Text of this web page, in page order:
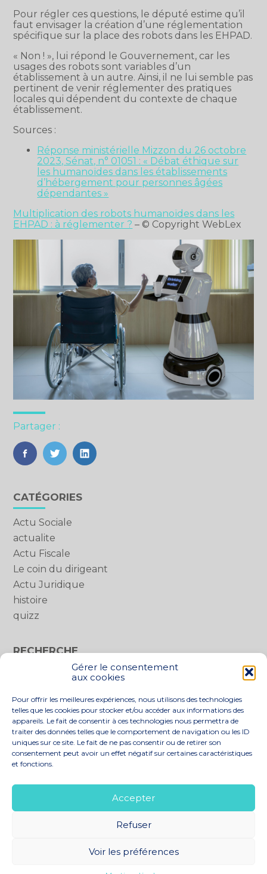
Gérer le consentement
aux cookies
Pour offrir les meilleures expériences, nous utilisons des technologies
telles que les cookies pour stocker et/ou accéder aux informations des
appareils. Le fait de consentir à ces technologies nous permettra de
traiter des données telles que le comportement de navigation ou les ID
uniques sur ce site. Le fait de ne pas consentir ou de retirer son
consentement peut avoir un effet négatif sur certaines caractéristiques
et fonctions.
Accepter
Refuser
Voir les préférences
Pour régler ces questions, le député estime qu’il
faut envisager la création d’une réglementation
spécifique sur la place des robots dans les EHPAD.
« Non ! », lui répond le Gouvernement, car les
usages des robots sont variables d’un
établissement à un autre. Ainsi, il ne lui semble pas
pertinent de venir réglementer des pratiques
locales qui dépendent du contexte de chaque
établissement.
Sources :
Réponse ministérielle Mizzon du 26 octobre
2023, Sénat, n° 01051 : « Débat éthique sur
les humanoïdes dans les établissements
d’hébergement pour personnes âgées
dépendantes »
Multiplication des robots humanoïdes dans les
EHPAD : à réglementer ? – © Copyright WebLex
Partager :
FaceBook
TwitterLinkedIn
Blog
sidebar
CATÉGORIES
Actu Sociale
actualite
Actu Fiscale
Le coin du dirigeant
Actu Juridique
histoire
quizz
RECHERCHE
Rechercher :
Principale
NOS SOLUTIONS
ACTUALITÉS
RECRUTEMENT
CONTACT
MENTIONS LÉGALES
CONCEPTION ET RÉALISATION CLASSE 7